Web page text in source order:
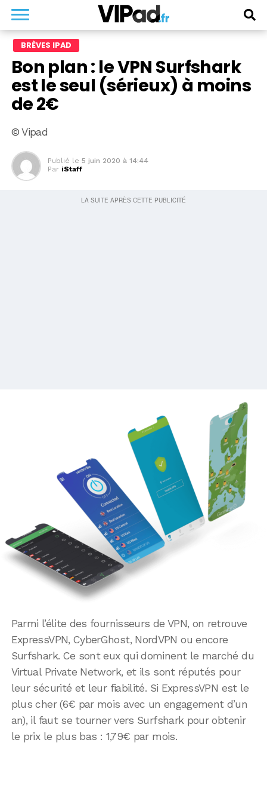
BRÈVES IPAD
Bon plan : le VPN Surfshark
est le seul (sérieux) à moins
de 2€
© Vipad
Publié le 5 juin 2020 à 14:44
Par iStaff
Parmi l’élite des fournisseurs de VPN, on retrouve
ExpressVPN, CyberGhost, NordVPN ou encore
Surfshark. Ce sont eux qui dominent le marché du
Virtual Private Network, et ils sont réputés pour
leur sécurité et leur fiabilité. Si ExpressVPN est le
plus cher (6€ par mois avec un engagement d’un
an), il faut se tourner vers Surfshark pour obtenir
le prix le plus bas : 1,79€ par mois.